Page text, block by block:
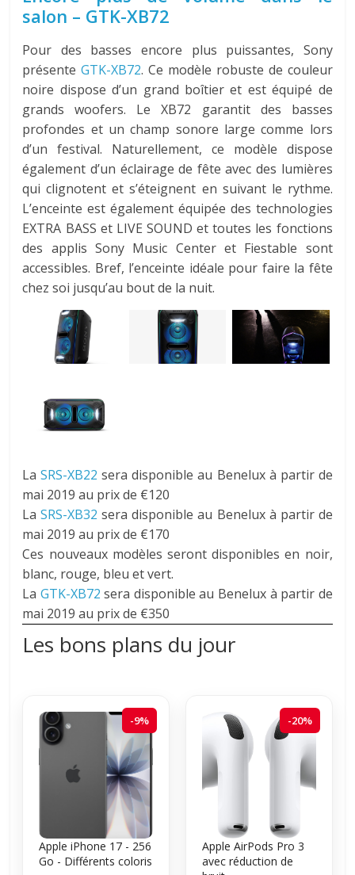
salon – GTK-XB72
Pour des basses encore plus puissantes, Sony
présenteGTK-XB72. Ce modèle robuste de couleur
noire dispose d’un grand boîtier et est équipé de
grands woofers. Le XB72 garantit des basses
profondes et un champ sonore large comme lors
d’un festival. Naturellement, ce modèle dispose
également d’un éclairage de fête avec des lumières
qui clignotent et s’éteignent en suivant le rythme.
L’enceinte est également équipée des technologies
EXTRA BASS et LIVE SOUND et toutes les fonctions
des applis Sony Music Center et Fiestable sont
accessibles. Bref, l’enceinte idéale pour faire la fête
chez soi jusqu’au bout de la nuit.
LaSRS-XB22 sera disponible au Benelux à partir de
mai 2019 au prix de €120
LaSRS-XB32 sera disponible au Benelux à partir de
mai 2019 au prix de €170
Ces nouveaux modèles seront disponibles en noir,
blanc, rouge, bleu et vert.
La GTK-XB72 sera disponible au Benelux à partir de
mai 2019 au prix de €350
Les bons plans du jour
-9%
Apple iPhone 17 - 256
Go - Différents coloris
-20%
Apple AirPods Pro 3
avec réduction de